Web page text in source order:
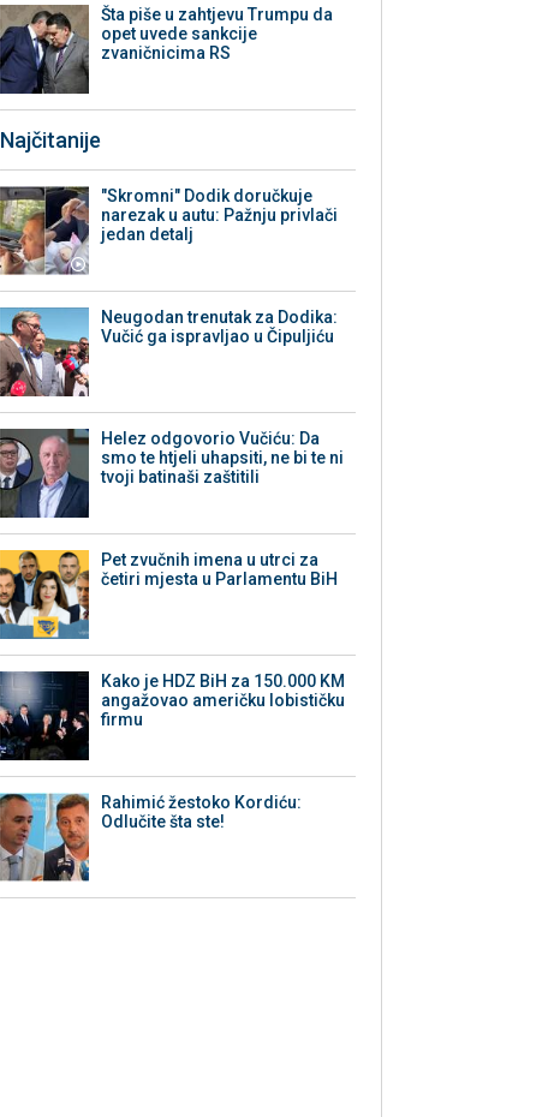
Šta piše u zahtjevu Trumpu da
opet uvede sankcije
zvaničnicima RS
Najčitanije
"Skromni" Dodik doručkuje
narezak u autu: Pažnju privlači
jedan detalj
Neugodan trenutak za Dodika:
Vučić ga ispravljao u Čipuljiću
Helez odgovorio Vučiću: Da
smo te htjeli uhapsiti, ne bi te ni
tvoji batinaši zaštitili
Pet zvučnih imena u utrci za
četiri mjesta u Parlamentu BiH
Kako je HDZ BiH za 150.000 KM
angažovao američku lobističku
firmu
Rahimić žestoko Kordiću:
Odlučite šta ste!